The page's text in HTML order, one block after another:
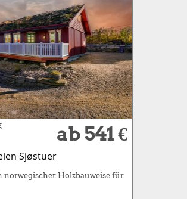
ab 541 €
Sjøstuer
norwegischer Holzbauweise für